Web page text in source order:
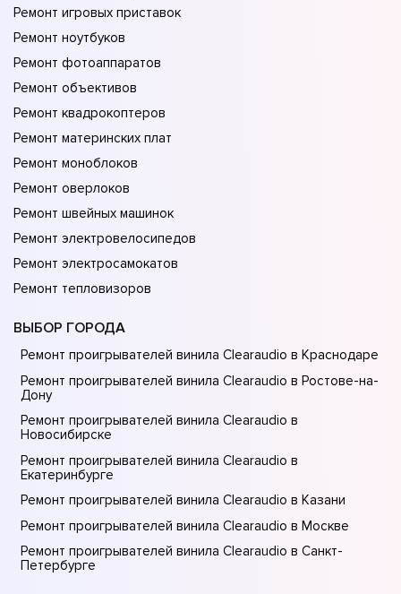
Ремонт игровых приставок
Ремонт ноутбуков
Ремонт фотоаппаратов
Ремонт объективов
Ремонт квадрокоптеров
Ремонт материнских плат
Ремонт моноблоков
Ремонт оверлоков
Ремонт швейных машинок
Ремонт электровелосипедов
Ремонт электросамокатов
Ремонт тепловизоров
ВЫБОР ГОРОДА
Ремонт проигрывателей винила Clearaudio в Краснодаре
Ремонт проигрывателей винила Clearaudio в Ростове-на-
Донy
Ремонт проигрывателей винила Clearaudio в
Новосибирске
Ремонт проигрывателей винила Clearaudio в
Екатеринбурге
Ремонт проигрывателей винила Clearaudio в Казани
Ремонт проигрывателей винила Clearaudio в Москве
Ремонт проигрывателей винила Clearaudio в Санкт-
Петербурге